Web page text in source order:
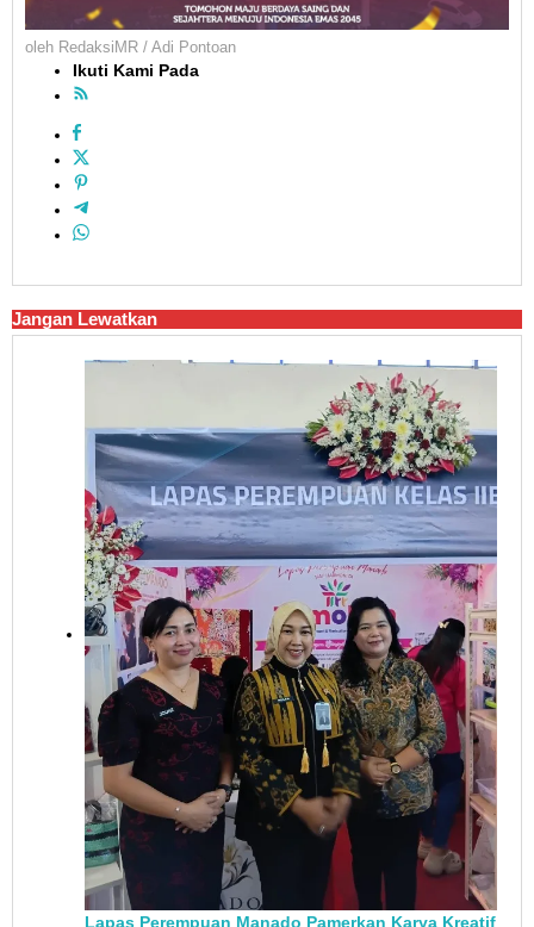
oleh RedaksiMR / Adi Pontoan
Ikuti Kami Pada
Jangan Lewatkan
Lapas Perempuan Manado Pamerkan Karya Kreatif